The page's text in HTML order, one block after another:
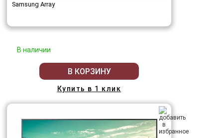
Samsung Array
В наличии
В КОРЗИНУ
Купить в 1 клик